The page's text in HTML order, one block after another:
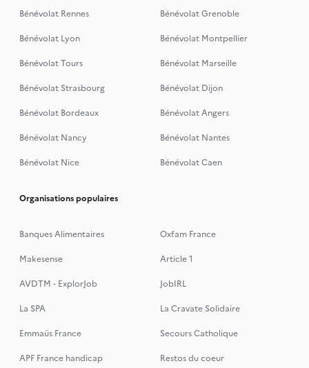
Bénévolat Rennes
Bénévolat Grenoble
Bénévolat Lyon
Bénévolat Montpellier
Bénévolat Tours
Bénévolat Marseille
Bénévolat Strasbourg
Bénévolat Dijon
Bénévolat Bordeaux
Bénévolat Angers
Bénévolat Nancy
Bénévolat Nantes
Bénévolat Nice
Bénévolat Caen
Organisations populaires
Banques Alimentaires
Oxfam France
Makesense
Article 1
AVDTM - ExplorJob
JobIRL
La SPA
La Cravate Solidaire
Emmaüs France
Secours Catholique
APF France handicap
Restos du coeur